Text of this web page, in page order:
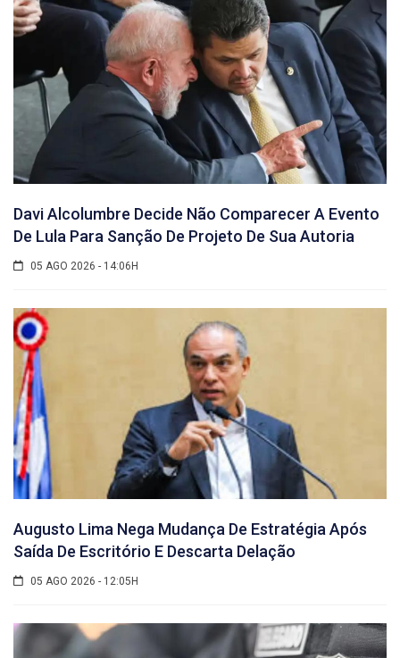
Davi Alcolumbre Decide Não Comparecer A Evento
De Lula Para Sanção De Projeto De Sua Autoria
05 AGO 2026 - 14:06H
Augusto Lima Nega Mudança De Estratégia Após
Saída De Escritório E Descarta Delação
05 AGO 2026 - 12:05H